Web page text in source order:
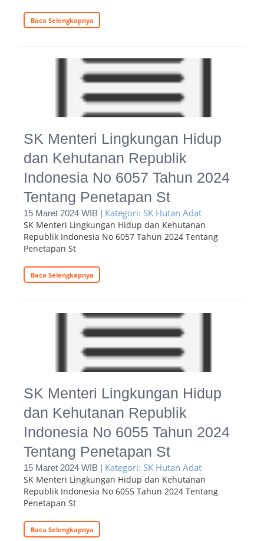
Baca Selengkapnya
SK Menteri Lingkungan Hidup
dan Kehutanan Republik
Indonesia No 6057 Tahun 2024
Tentang Penetapan St
15 Maret 2024 WIB | Kategori: SK Hutan Adat
SK Menteri Lingkungan Hidup dan Kehutanan
Republik Indonesia No 6057 Tahun 2024 Tentang
Penetapan St
Baca Selengkapnya
SK Menteri Lingkungan Hidup
dan Kehutanan Republik
Indonesia No 6055 Tahun 2024
Tentang Penetapan St
15 Maret 2024 WIB | Kategori: SK Hutan Adat
SK Menteri Lingkungan Hidup dan Kehutanan
Republik Indonesia No 6055 Tahun 2024 Tentang
Penetapan St
Baca Selengkapnya